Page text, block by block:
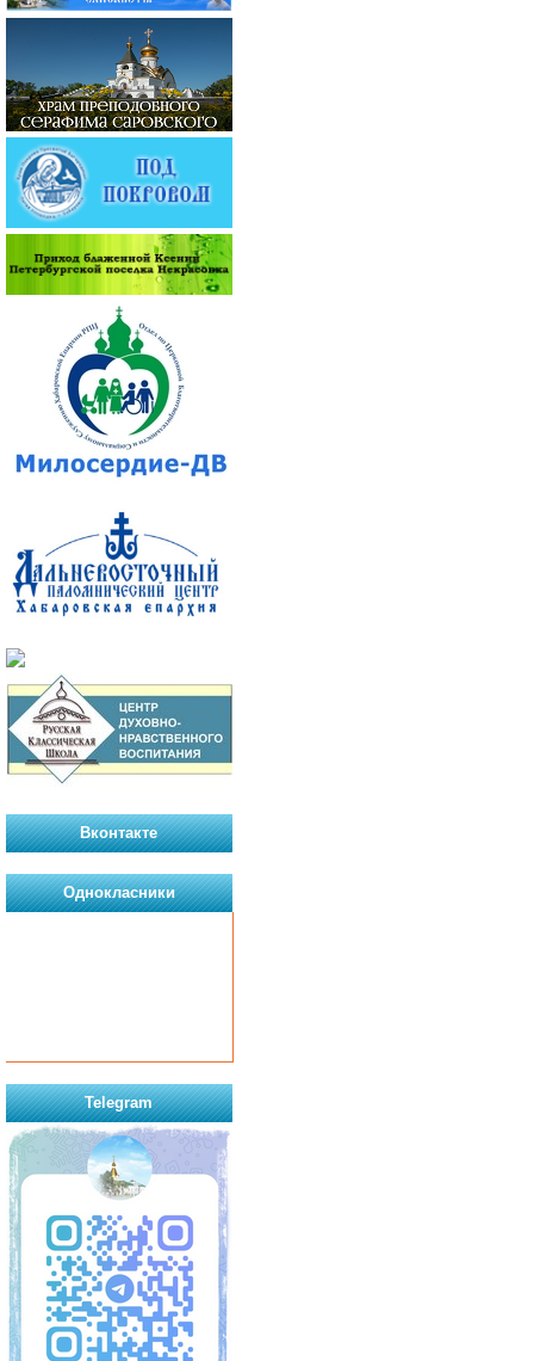
Вконтакте
Однокласники
Telegram